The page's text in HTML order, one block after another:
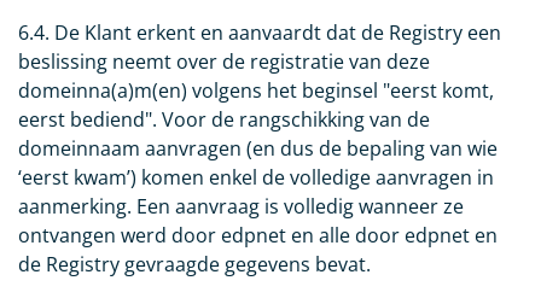
6.4. De Klant erkent en aanvaardt dat de Registry een
beslissing neemt over de registratie van deze
domeinna(a)m(en) volgens het beginsel "eerst komt,
eerst bediend". Voor de rangschikking van de
domeinnaam aanvragen (en dus de bepaling van wie
‘eerst kwam’) komen enkel de volledige aanvragen in
aanmerking. Een aanvraag is volledig wanneer ze
ontvangen werd door edpnet en alle door edpnet en
de Registry gevraagde gegevens bevat.